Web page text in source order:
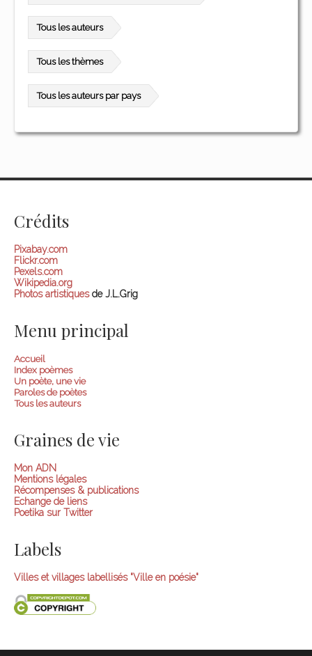
Tous les auteurs
Tous les thèmes
Tous les auteurs par pays
Crédits
Pixabay.com
Flickr.com
Pexels.com
Wikipedia.org
Photos artistiquesde J.L.Grig
Menu principal
Accueil
Index poèmes
Un poète, une vie
Paroles de poètes
Tous les auteurs
Graines de vie
Mon ADN
Mentions légales
Récompenses & publications
Echange de liens
Poetika sur Twitter
Labels
Villes et villages labellisés "Ville en poésie"